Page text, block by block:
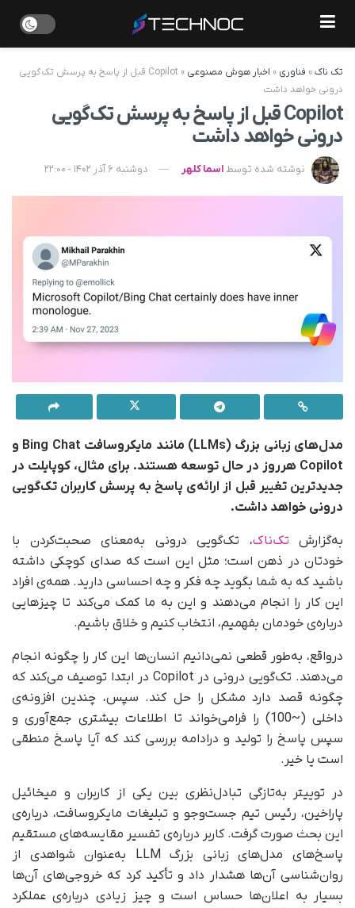
تک ناک» فناوری » اخبار هوش مصنوعی »
Copilot قبل از پاسخ به پرسش تک‌گویی
درونی خواهد داشت
Copilot قبل از پاسخ به پرسش تک‌گویی
درونی خواهد داشت
نوشته شده توسط اسما کلهر دوشنبه 6 آذر 1402 - 22:00
مدل‌های زبانی بزرگ (LLMs) مانند مایکروسافت Bing Chat و
Copilot هر‌روز در حال توسعه هستند. برای مثال، کوپایلت در
جدیدترین تغییر قبل از ارائه‌ی پاسخ به پرسش کاربران تک‌گویی
درونی خواهد داشت.
به‌گزارش تک‌ناک، تک‌گویی درونی به‌معنای صحبت‌کردن با
خودتان در ذهن است؛ مثل این است که صدای کوچکی داشته
باشید که به شما بگوید چه فکر و چه احساسی دارید. همه‌ی افراد
این کار را انجام می‌دهند و این به ما کمک می‌کند تا چیزهایی
درباره‌ی خودمان بفهمیم، انتخاب کنیم و خلاق باشیم.
در‌واقع، به‌طور قطعی نمی‌دانیم انسان‌ها این کار را چگونه انجام
می‌دهند. تک‌گویی درونی در Copilot در ابتدا توصیف می‌کند که
چگونه قصد دارد مشکل را حل کند. سپس، چندین افزونه‌ی
داخلی (~100) را فرامی‌خواند تا اطلاعات بیشتری جمع‌آوری و
سپس پاسخ را تولید و درادامه بررسی کند که آیا پاسخ منطقی
است یا خیر.
در توییتر به‌تازگی تبادل‌نظری بین یکی از کاربران و میخائیل
پاراخین، رئیس تیم جست‌وجو و تبلیغات مایکروسافت، درباره‌ی
این بحث صورت گرفت. کاربر درباره‌ی تفسیر مقایسه‌های مستقیم
پاسخ‌های مدل‌های زبانی بزرگ LLM به‌عنوان شواهدی از
روان‌شناسی آن‌ها هشدار داد و تأکید کرد که خروجی‌های آن‌ها
بسیار به اعلان‌ها حساس است و چیز زیادی درباره‌ی عملکرد